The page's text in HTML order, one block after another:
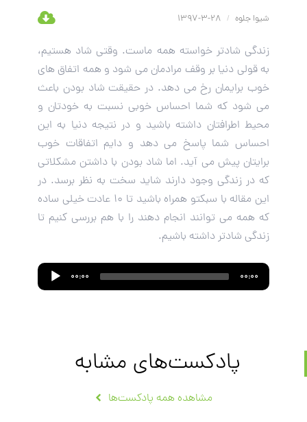
شیوا جلوه /
زندگی شادتر خواسته همه ماست. وقتی شاد هستیم،
به قولی دنیا بر وقف مرادمان می شود و همه اتفاق های
خوب برایمان رخ می دهد. در حقیقت شاد بودن باعث
می شود که شما احساس خوبی نسبت به خودتان و
محیط اطرافتان داشته باشید و در نتیجه دنیا به این
احساس شما پاسخ می دهد و دایم اتفاقات خوب
برایتان پیش می آید. اما شاد بودن با داشتن مشکلاتی
که در زندگی وجود دارند شاید سخت به نظر برسد. در
این مقاله با سبکتو همراه باشید تا 10 عادت خیلی ساده
که همه می توانند انجام دهند را با هم بررسی کنیم تا
زندگی شادتر داشته باشیم.
Audio
Player
00:00 00:00
پادکست‌های مشابه
مشاهده همه پادکست‌ها